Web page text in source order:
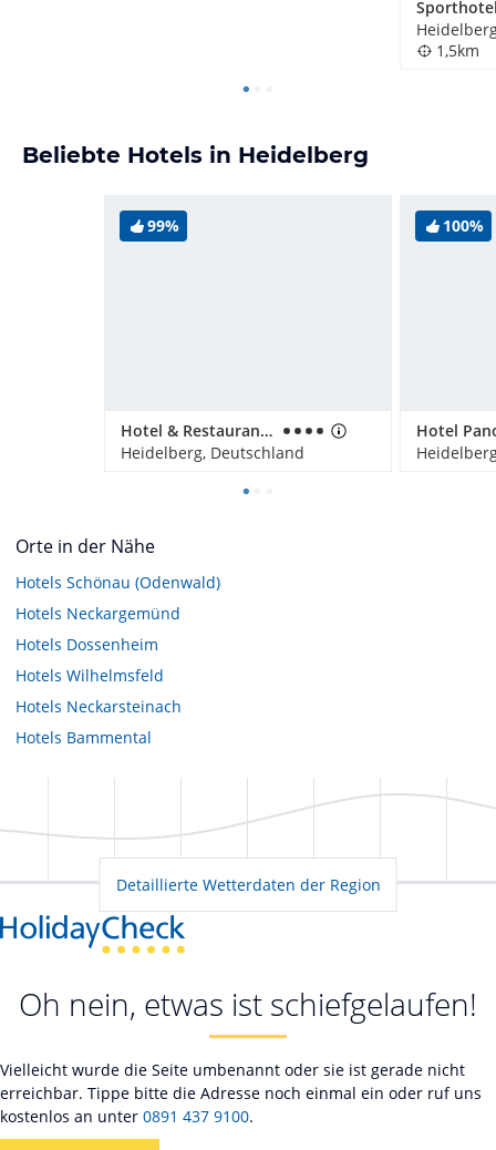
1,5km
Beliebte Hotels in Heidelberg
99%
Hotel & Restaurant Grenzhof
Heidelberg, Deutschland
100%
Hotel
Orte in der Nähe
Hotels Schönau (Odenwald)
Hotels Neckargemünd
Hotels Dossenheim
Hotels Wilhelmsfeld
Hotels Neckarsteinach
Hotels Bammental
Detaillierte Wetterdaten der Region
Oh nein, etwas ist schiefgelaufen!
Vielleicht wurde die Seite umbenannt oder sie ist gerade nicht
erreichbar. Tippe bitte die Adresse noch einmal ein oder ruf uns
kostenlos an unter 0891 437 9100.